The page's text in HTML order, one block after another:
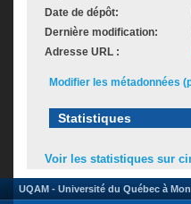
Date de dépôt:
Dernière modification:
Adresse URL :
Modifier les métadonnées
Statistiques
Voir les statistiques sur
UQAM - Université du Québec à